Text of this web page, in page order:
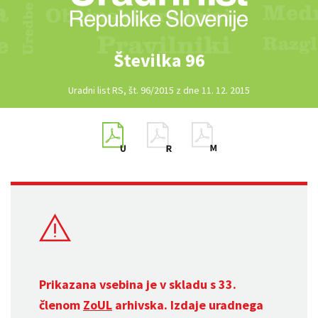
Številka 96
Uradni list RS, št. 96/2015 z dne 11. 12. 2015
Prikazana vsebina je v skladu s 33.
členom ZoUL arhivska. Izdaje uradnega